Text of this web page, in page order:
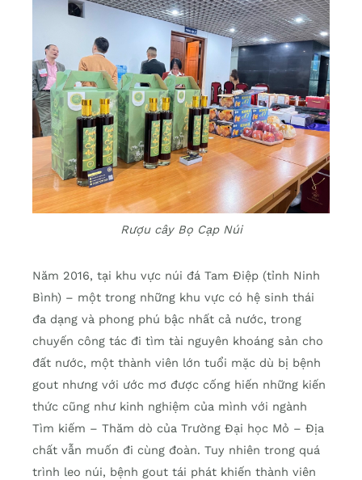
Rượu cây Bọ Cạp Núi
Năm 2016, tại khu vực núi đá Tam Điệp (tỉnh Ninh
Bình) – một trong những khu vực có hệ sinh thái
đa dạng và phong phú bậc nhất cả nước, trong
chuyến công tác đi tìm tài nguyên khoáng sản cho
đất nước, một thành viên lớn tuổi mặc dù bị bệnh
gout nhưng với ước mơ được cống hiến những kiến
thức cũng như kinh nghiệm của mình với ngành
Tìm kiếm – Thăm dò của Trường Đại học Mỏ – Địa
chất vẫn muốn đi cùng đoàn. Tuy nhiên trong quá
trình leo núi, bệnh gout tái phát khiến thành viên